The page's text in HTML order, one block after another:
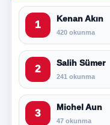
1
Kenan Akın
420 okunma
2
Salih Sümer
241 okunma
3
Michel Aun
47 okunma